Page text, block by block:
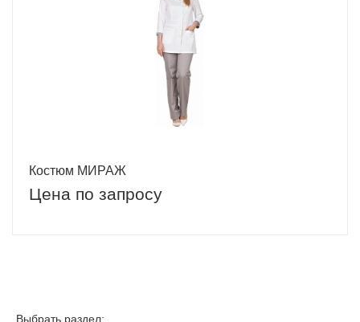
Костюм МИРАЖ
Цена по запросу
Выбрать раздел: